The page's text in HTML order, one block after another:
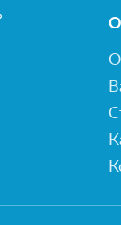
О
О